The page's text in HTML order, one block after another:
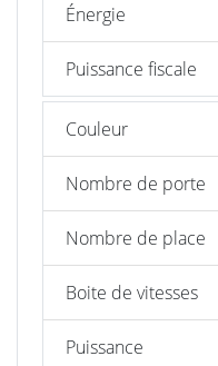
Énergie
Puissance fiscale
Couleur
Nombre de porte
Nombre de place
Boite de vitesses
Puissance